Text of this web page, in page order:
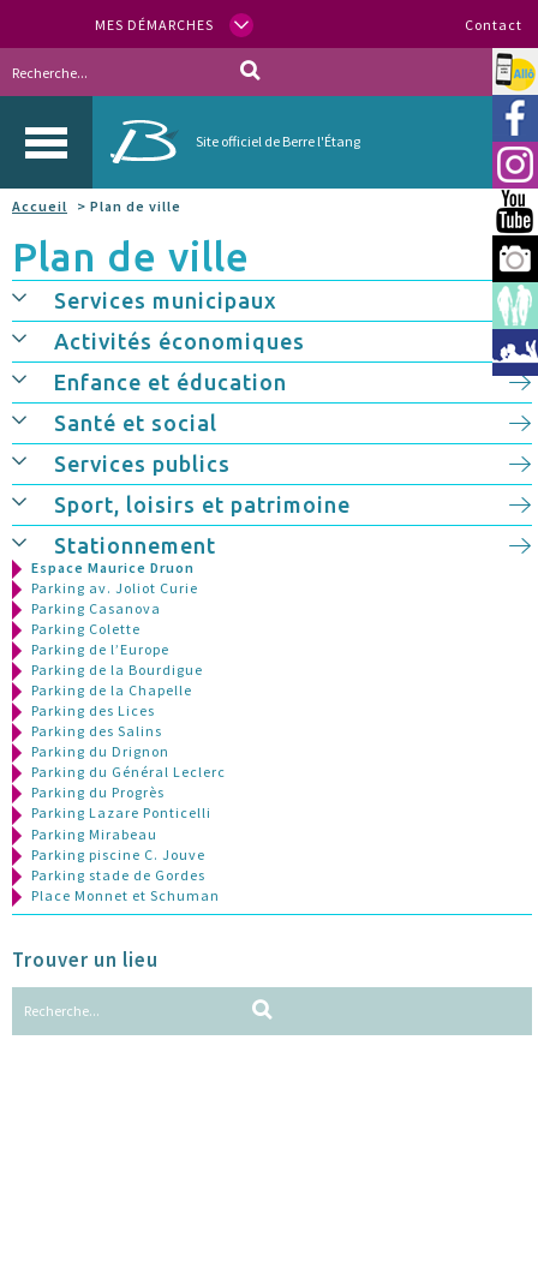
MES DÉMARCHES Contact
Site officiel de Berre l'Étang
Allo
Accueil > Plan de ville
Plan de ville
Services municipaux
Activités économiques
Enfance et éducation
Santé et social
Services publics
Sport, loisirs et patrimoine
Stationnement
Espace Maurice Druon
Parking av. Joliot Curie
Parking Casanova
Parking Colette
Parking de l’Europe
Parking de la Bourdigue
Parking de la Chapelle
Parking des Lices
Parking des Salins
Parking du Drignon
Parking du Général Leclerc
Parking du Progrès
Parking Lazare Ponticelli
Parking Mirabeau
Parking piscine C. Jouve
Parking stade de Gordes
Place Monnet et Schuman
Trouver un lieu